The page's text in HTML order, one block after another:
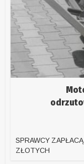
SPRAWCY
ZŁOTYCH